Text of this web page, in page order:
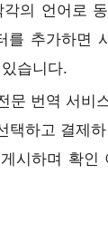
의 언어로
를 추가하면
습니다.
문 번역 서비
택하고 결제
시하며 확인